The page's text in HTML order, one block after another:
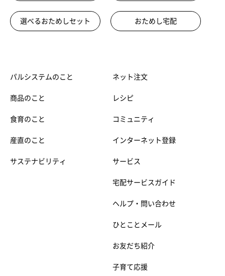
選べるおためしセット おためし宅配
パルシステムのこと
商品のこと
食育のこと
産直のこと
サステナビリティ
ネット注文
レシピ
コミュニティ
インターネット登録
サービス
宅配サービスガイド
ヘルプ・問い合わせ
ひとことメール
お友だち紹介
子育て応援